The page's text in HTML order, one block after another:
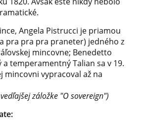
Angela Pistrucci je priamou
pra pra pra praneter) jedného z
mincovne; Benedetto
a temperamentnýTalian sa v 19.
mincovni vypracoval až na
záložke "O sovereign")